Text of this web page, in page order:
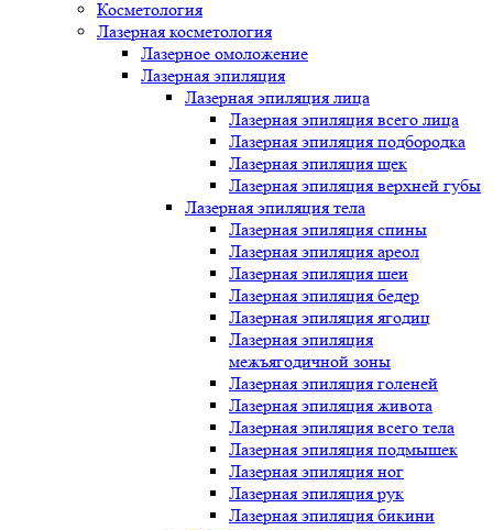
Косметология
Лазерная косметология
Лазерное омоложение
Лазерная эпиляция
Лазерная эпиляция лица
Лазерная эпиляция всего лица
Лазерная эпиляция подбородка
Лазерная эпиляция щек
Лазерная эпиляция верхней губы
Лазерная эпиляция тела
Лазерная эпиляция спины
Лазерная эпиляция ареол
Лазерная эпиляция шеи
Лазерная эпиляция бедер
Лазерная эпиляция ягодиц
Лазерная эпиляция
межъягодичной зоны
Лазерная эпиляция голеней
Лазерная эпиляция живота
Лазерная эпиляция всего тела
Лазерная эпиляция подмышек
Лазерная эпиляция ног
Лазерная эпиляция рук
Лазерная эпиляция бикини